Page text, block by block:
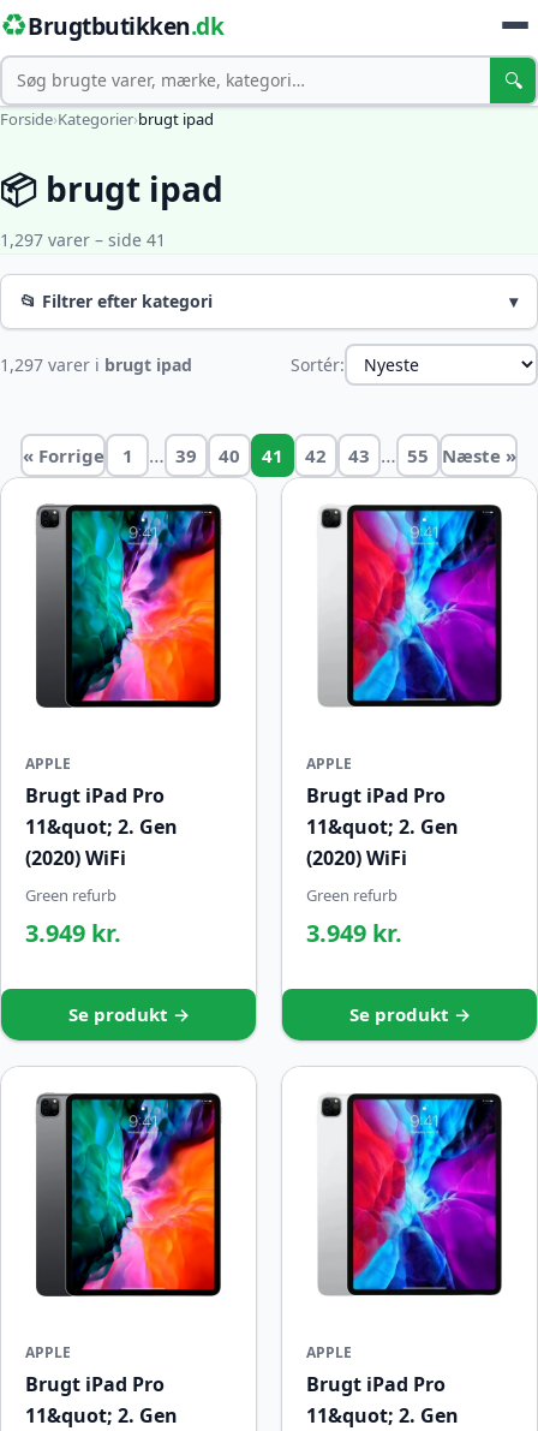
♻️Brugtbutikken.dk
Søg 🔍
Forside›Kategorier›brugt ipad
📦 brugt ipad
1,297 varer – side 41
📂 Filtrer efter kategori ▾
1,297 varer i brugt ipad Sortér:
« Forrige 1 … 39 40 41 42 43 … 55 Næste »
APPLE
Brugt iPad Pro
11&quot; 2. Gen
(2020) WiFi
Green refurb
3.949 kr.
Se produkt →
APPLE
Brugt iPad Pro
11&quot; 2. Gen
(2020) WiFi
Green refurb
3.949 kr.
Se produkt →
APPLE
Brugt iPad Pro
11&quot; 2. Gen
APPLE
Brugt iPad Pro
11&quot; 2. Gen